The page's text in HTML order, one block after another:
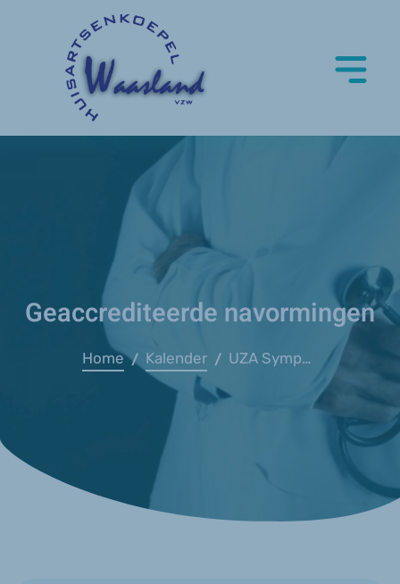
Geaccrediteerde navormingen
Home / Kalender / UZA Symposium zeldzame ziekten